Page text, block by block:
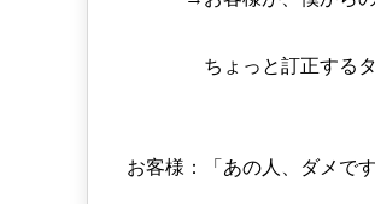
ちょっと訂正するタイ
お客様：「あの人、ダメで